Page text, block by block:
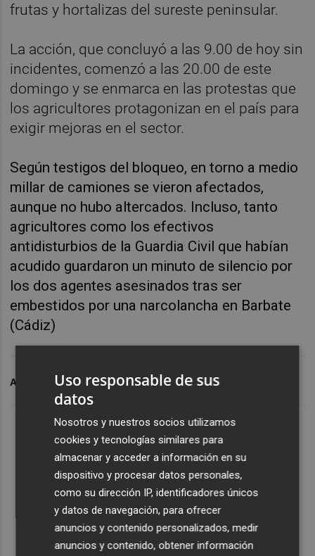
frutas y hortalizas del sureste peninsular.
La acción, que concluyó a las 9.00 de hoy sin
incidentes, comenzó a las 20.00 de este
domingo y se enmarca en las protestas que
los agricultores protagonizan en el país para
exigir mejoras en el sector.
Según testigos del bloqueo, en torno a medio
millar de camiones se vieron afectados,
aunque no hubo altercados. Incluso, tanto
agricultores como los efectivos
antidisturbios de la Guardia Civil que habían
acudido guardaron un minuto de silencio por
los dos agentes asesinados tras ser
embestidos por una narcolancha en Barbate
(Cádiz)
ARCHIVADO EN SAN ISIDRO AGRICULTORES
Uso responsable de sus
datos
Nosotros y nuestros socios utilizamos
cookies y tecnologías similares para
almacenar y acceder a información en su
dispositivo y procesar datos personales,
como su dirección IP, identificadores únicos
y datos de navegación, para ofrecer
anuncios y contenido personalizados, medir
anuncios y contenido, obtener información